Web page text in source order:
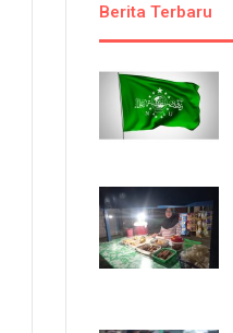
Berita Terbaru